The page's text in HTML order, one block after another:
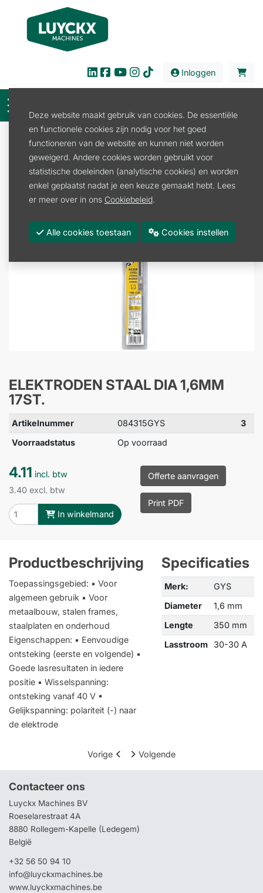
Inloggen
Werkplaats
Lasapparaten
ELEKTRODEN STAAL DIA 1,6MM 17ST.
ELEKTRODEN STAAL DIA 1,6MM
17ST.
Artikelnummer 084315GYS
3
Voorraadstatus
Op voorraad
4.11 incl. btw
3.40 excl. btw
In winkelmand
Offerte aanvragen
Print PDF
Productbeschrijving
Toepassingsgebied: ▪ Voor
algemeen gebruik ▪ Voor
metaalbouw, stalen frames,
staalplaten en onderhoud
Eigenschappen: ▪ Eenvoudige
ontsteking (eerste en volgende) ▪
Goede lasresultaten in iedere
positie ▪ Wisselspanning:
ontsteking vanaf 40 V ▪
Gelijkspanning: polariteit (-) naar
de elektrode
Specificaties
Merk:
GYS
Diameter
1,6 mm
Lengte
350 mm
Lasstroom
30-30 A
Vorige Volgende
Contacteer ons
Luyckx Machines BV
Roeselarestraat 4A
8880 Rollegem-Kapelle (Ledegem)
België
+32 56 50 94 10
info@luyckxmachines.be
www.luyckxmachines.be
Deze website maakt gebruik van cookies. De essentiële
en functionele cookies zijn nodig voor het goed
functioneren van de website en kunnen niet worden
geweigerd. Andere cookies worden gebruikt voor
statistische doeleinden (analytische cookies) en worden
enkel geplaatst nadat je een keuze gemaakt hebt. Lees
er meer over in ons Cookiebeleid.
Alle cookies toestaan Cookies instellen